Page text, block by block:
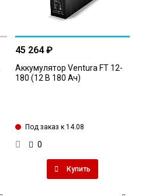
45 264 ₽
Аккумулятор Ventura FT 12-
180 (12 В 180 Ач)
Под заказ к 14.08
0
Купить